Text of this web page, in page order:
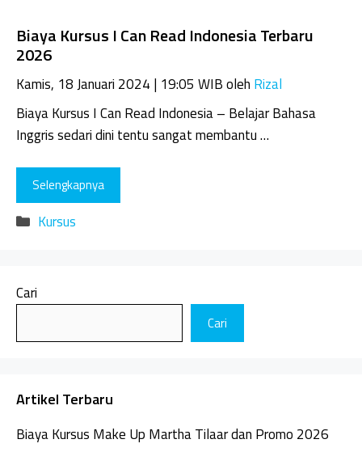
Biaya Kursus I Can Read Indonesia Terbaru
2026
Kamis, 18 Januari 2024 | 19:05 WIBoleh Rizal
Biaya Kursus I Can Read Indonesia – Belajar Bahasa
Inggris sedari dini tentu sangat membantu …
Selengkapnya
Kategori
Kursus
Cari
Cari
Artikel Terbaru
Biaya Kursus Make Up Martha Tilaar dan Promo 2026